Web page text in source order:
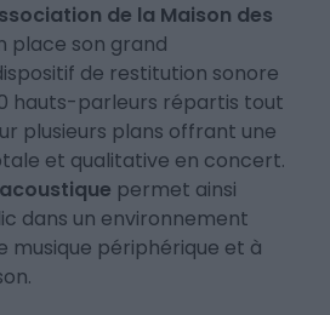
de la Maison des
place son grand
de restitution sonore
hauts-parleurs répartis tout
plusieurs plans offrant une
et qualitative en concert.
permet ainsi
dans un environnement
musique périphérique et à